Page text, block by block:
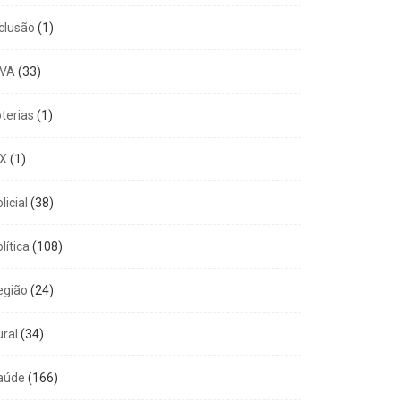
(1)
(33)
(1)
(1)
(38)
(108)
(24)
(34)
(166)